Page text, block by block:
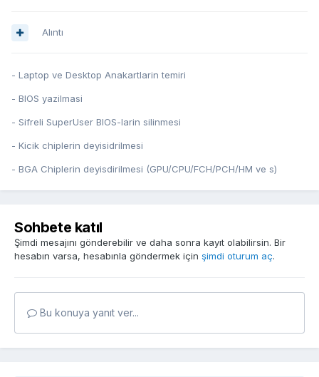
Alıntı
- Laptop ve Desktop Anakartlarin temiri
- BIOS yazilmasi
- Sifreli SuperUser BIOS-larin silinmesi
- Kicik chiplerin deyisidrilmesi
- BGA Chiplerin deyisdirilmesi (GPU/CPU/FCH/PCH/HM ve s)
Sohbete katıl
Şimdi mesajını gönderebilir ve daha sonra kayıt olabilirsin. Bir
hesabın varsa, hesabınla göndermek için şimdi oturum aç.
Bu konuya yanıt ver...